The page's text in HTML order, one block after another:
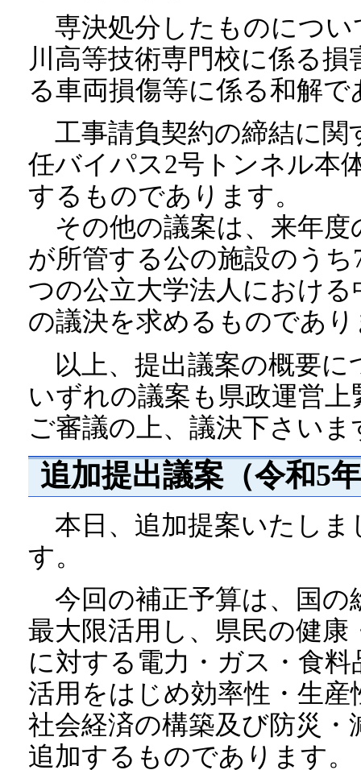
専決処分したものについ
川高等技術専門校に係る
る車両損傷等に係る和解
工事請負契約の締結に関
任バイパス2号トンネル本
するものであります。
その他の議案は、来年度
が所管する公の施設のう
つの公立大学法人におけ
の議決を求めるものであ
以上、提出議案の概要に
いずれの議案も県政運営
ご審議の上、議決下さい
追加提出議案（令和5
本日、追加提案いたしま
す。
今回の補正予算は、国の
最大限活用し、県民の健
に対する電力・ガス・食
活用をはじめ効率性・生
社会経済の構築及び防災
追加するものであります。